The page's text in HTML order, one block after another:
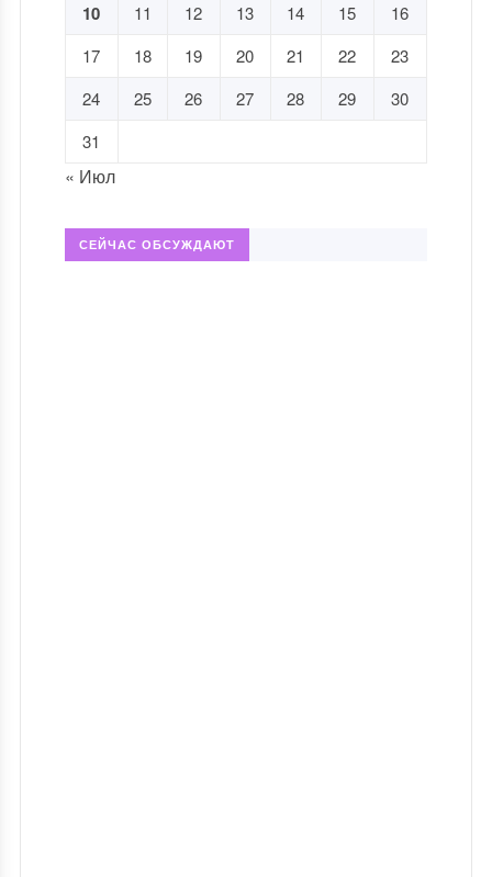
10 11 12 13 14 15
16
17
18 19 20 21 22
23
24
25 26 27 28 29
30
31
« Июл
СЕЙЧАС ОБСУЖДАЮТ